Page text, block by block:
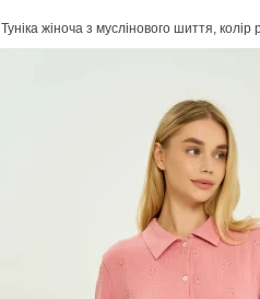
Туніка жіноча з муслінового шиття, колір